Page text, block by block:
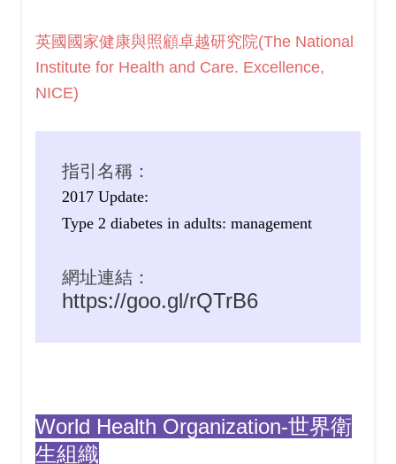
英國國家健康與照顧卓越研究院(The National
Institute for Health and Care. Excellence,
NICE)
指引名稱：
2017 Update:
Type 2 diabetes in adults: management
網址連結：
https://goo.gl/rQTrB6
World Health Organization-世界衛
生組織